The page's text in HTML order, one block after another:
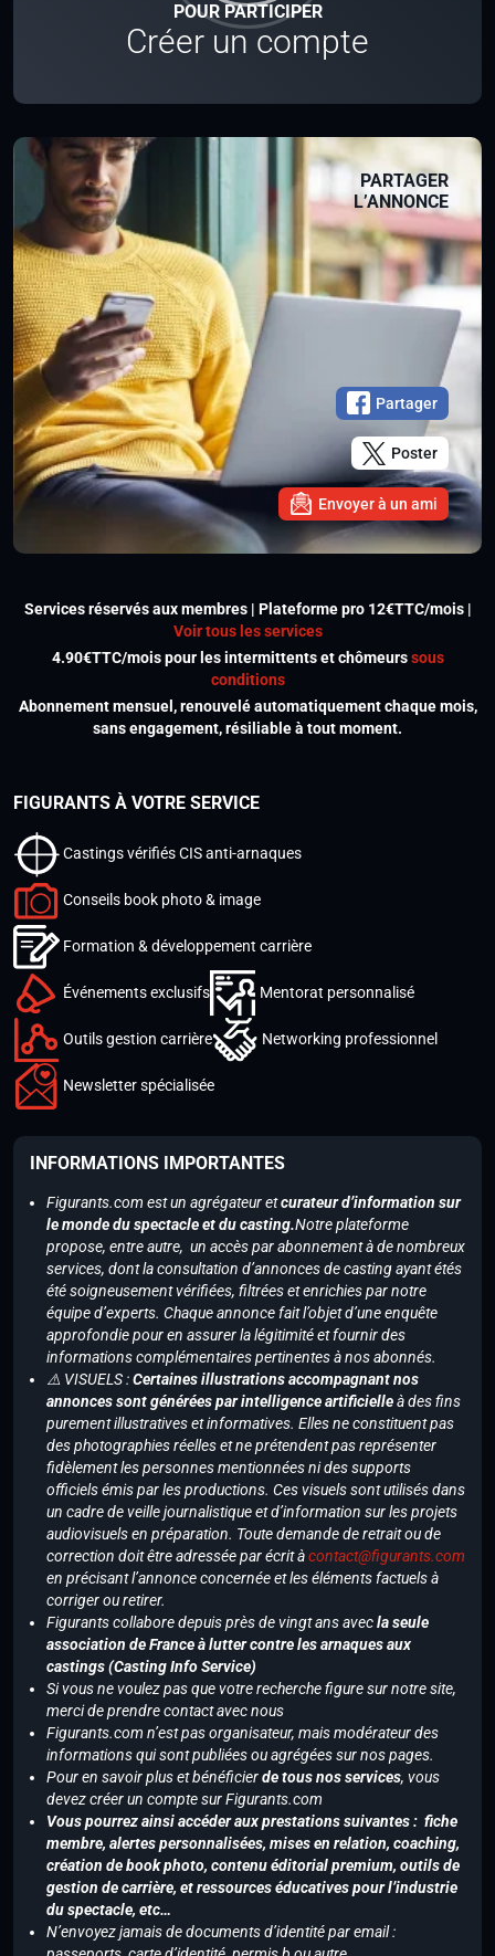
POUR PARTICIPER
Créer un compte
PARTAGER
L’ANNONCE
Partager
Poster
Envoyer à un ami
Services réservés aux membres | Plateforme pro 12€TTC/mois |
Voir tous les services
4.90€TTC/mois pour les intermittents et chômeurssous
conditions
Abonnement mensuel, renouvelé automatiquement chaque mois,
sans engagement, résiliable à tout moment.
FIGURANTS À VOTRE SERVICE
Castings vérifiés CIS anti-arnaques
Conseils book photo & image
Formation & développement carrière
Événements exclusifs Mentorat personnalisé
Outils gestion carrière Networking professionnel
Newsletter spécialisée
INFORMATIONS IMPORTANTES
Figurants.com est un agrégateur etcurateur d’information sur
le monde du spectacle et du casting.Notre plateforme
propose, entre autre, un accès par abonnement à de nombreux
services, dont la consultation d’annonces de casting ayant étés
été soigneusement vérifiées, filtrées et enrichies par notre
équipe d’experts. Chaque annonce fait l’objet d’une enquête
approfondie pour en assurer la légitimité et fournir des
informations complémentaires pertinentes à nos abonnés.
⚠️ VISUELS :Certaines illustrations accompagnant nos
annonces sont générées par intelligence artificielleà des fins
purement illustratives et informatives. Elles ne constituent pas
des photographies réelles et ne prétendent pas représenter
fidèlement les personnes mentionnées ni des supports
officiels émis par les productions. Ces visuels sont utilisés dans
un cadre de veille journalistique et d’information sur les projets
audiovisuels en préparation. Toute demande de retrait ou de
correction doit être adressée par écrit àcontact@figurants.com
en précisant l’annonce concernée et les éléments factuels à
corriger ou retirer.
Figurants collabore depuis près de vingt ans avecla seule
association de France à lutter contre les arnaques aux
castings (Casting Info Service)
Si vous ne voulez pas que votre recherche figure sur notre site,
merci de prendre contact avec nous
Figurants.com n’est pas organisateur, mais modérateur des
informations qui sont publiées ou agrégées sur nos pages.
Pour en savoir plus et bénéficierde tous nos services, vous
devez créer un compte sur Figurants.com
Vous pourrez ainsi accéder aux prestations suivantes : fiche
membre, alertes personnalisées, mises en relation, coaching,
création de book photo, contenu éditorial premium, outils de
gestion de carrière, et ressources éducatives pour l’industrie
du spectacle, etc…
N’envoyez jamais de documents d’identité par email :